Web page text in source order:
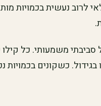
לרוב נעשית בכמויות
סביבתי משמעותי. כל
כשקונים בכמויות